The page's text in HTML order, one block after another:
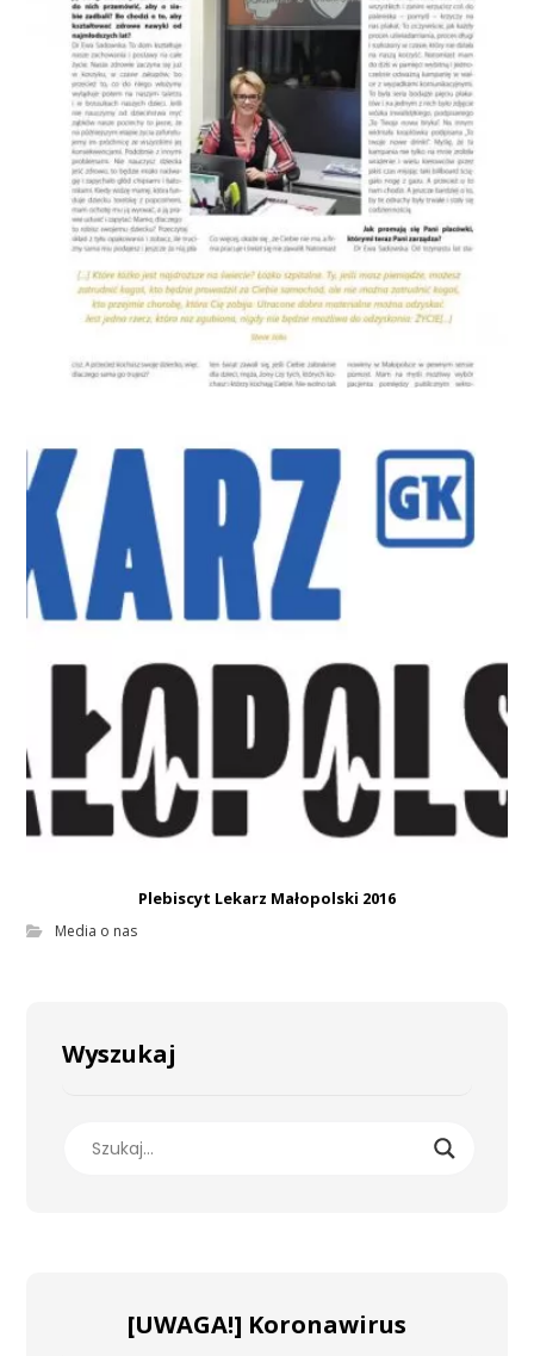
Aktualności,Media o nas
zdrowiu
Media o nas
Plebiscyt Lekarz Małopolski 2016
Media o nas
Wyszukaj
[UWAGA!] Koronawirus